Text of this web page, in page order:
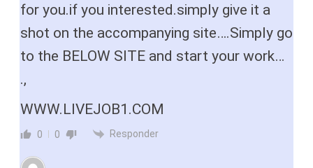
for you.if you interested.simply give it a
shot on the accompanying site….Simply go
to the BELOW SITE and start your work…
.,
W­W­­W.L­I­V­E­­­J­O­­B­1.C­­O­M
0 0 Responder